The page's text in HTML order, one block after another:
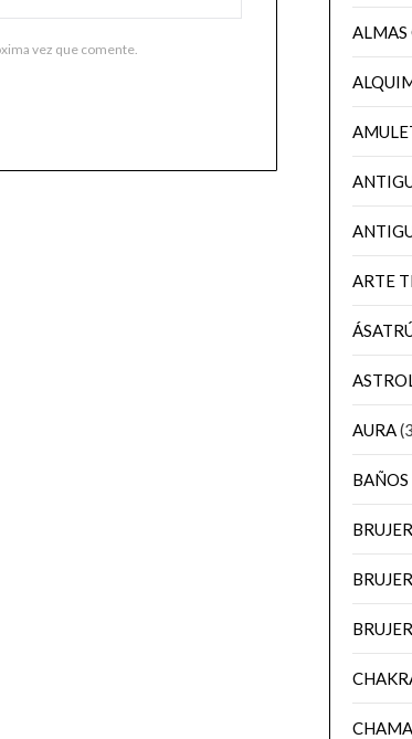
vez que comente.
ALMAS
ARTE
AURA